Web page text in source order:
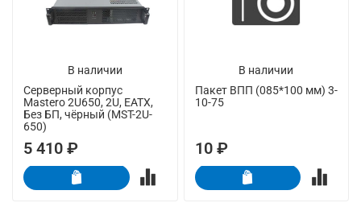
В наличии
Серверный корпус
Mastero 2U650, 2U, EATX,
Без БП, чёрный (MST-2U-
650)
5 410 ₽
В наличии
Пакет ВПП (085*100 мм) 3-
10-75
10 ₽